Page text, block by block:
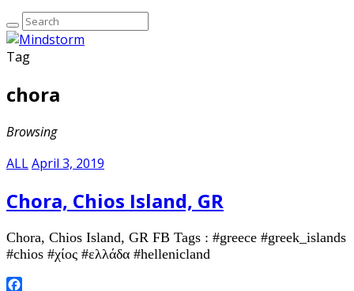
Tag
chora
Browsing
ALLApril 3, 2019
Chora, Chios Island, GR
Chora, Chios Island, GR FB Tags : #greece #greek_islands
#chios #χίος #ελλάδα #hellenicland